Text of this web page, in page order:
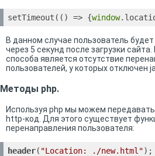
setTimeout( () => {window
В данном случае пользователь
через 5 секунд после загрузки
способа является отсутствие
пользователей, у которых отключен
Методы php.
Используя php мы можем
http-код. Для этого существует
перенаправления пользователя:
header( "Location: ./new.html");